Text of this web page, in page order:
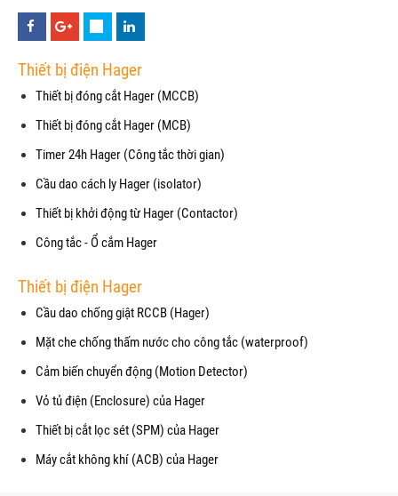
Thiết bị điện Hager
Thiết bị đóng cắt Hager (MCCB)
Thiết bị đóng cắt Hager (MCB)
Timer 24h Hager (Công tắc thời gian)
Cầu dao cách ly Hager (isolator)
Thiết bị khởi động từ Hager (Contactor)
Công tắc - Ổ cắm Hager
Thiết bị điện Hager
Cầu dao chống giật RCCB (Hager)
Mặt che chống thấm nước cho công tắc (waterproof)
Cảm biến chuyển động (Motion Detector)
Vỏ tủ điện (Enclosure) của Hager
Thiết bị cắt lọc sét (SPM) của Hager
Máy cắt không khí (ACB) của Hager